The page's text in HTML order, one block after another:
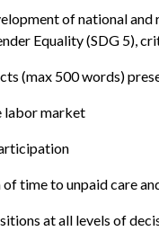
of national and
Equality (SDG 5),
(max 500 words)
labor market
time to unpaid care
at all levels of